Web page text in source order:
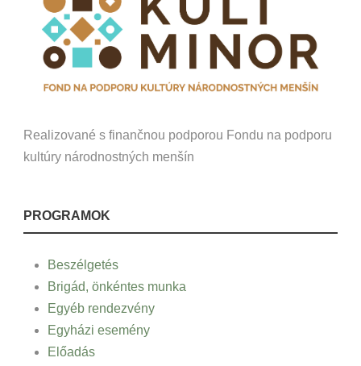
Realizované s finančnou podporou Fondu na podporu
kultúry národnostných menšín
PROGRAMOK
Beszélgetés
Brigád, önkéntes munka
Egyéb rendezvény
Egyházi esemény
Előadás